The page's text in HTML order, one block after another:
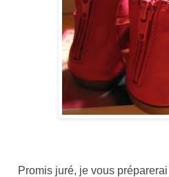
Promis juré, je vous